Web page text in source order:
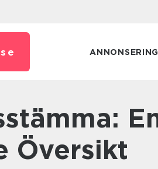
se ANNONSERING
Översikt